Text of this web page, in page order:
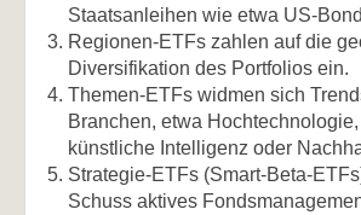
Staatsanleihen wie etwa US-
Regionen-ETFs zahlen auf die
Diversifikation des Portfolios ein.
Themen-ETFs widmen sich
Branchen, etwa
künstliche Intelligenz oder
Strategie-ETFs (Smart-Beta-
Schuss aktives